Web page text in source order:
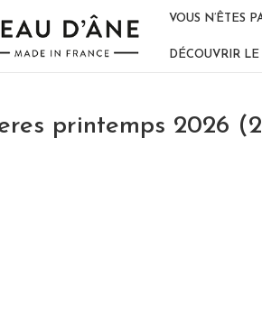
VOUS N’ÊTES
DÉCOUVRIR
printemps 2026